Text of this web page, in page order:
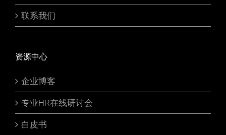
联系我们
资源中心
企业博客
专业HR在线研讨会
白皮书